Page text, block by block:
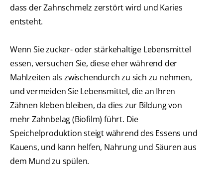
dass der Zahnschmelz zerstört wird und Karies
entsteht.
Wenn Sie zucker- oder stärkehaltige Lebensmittel
essen, versuchen Sie, diese eher während der
Mahlzeiten als zwischendurch zu sich zu nehmen,
und vermeiden Sie Lebensmittel, die an Ihren
Zähnen kleben bleiben, da dies zur Bildung von
mehr Zahnbelag (Biofilm) führt. Die
Speichelproduktion steigt während des Essens und
Kauens, und kann helfen, Nahrung und Säuren aus
dem Mund zu spülen.